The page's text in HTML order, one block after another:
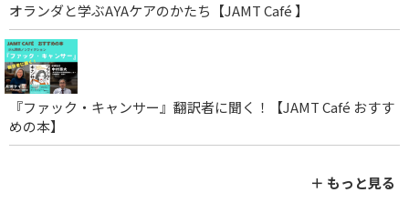
オランダと学ぶAYAケアのかたち【JAMT Café 】
『ファック・キャンサー』翻訳者に聞く！【JAMT Café おすす
めの本】
＋ もっと見る